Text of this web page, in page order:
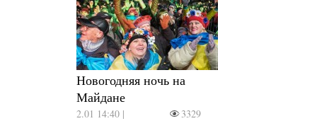
Новогодняя ночь на
Майдане
2.01 14:40 |
3329